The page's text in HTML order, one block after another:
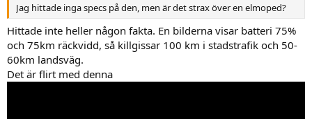
Jag hittade inga specs på den, men är det strax över en elmoped?
Hittade inte heller någon fakta. En bilderna visar batteri 75%
och 75km räckvidd, så killgissar 100 km i stadstrafik och 50-
60km landsväg.
Det är flirt med denna